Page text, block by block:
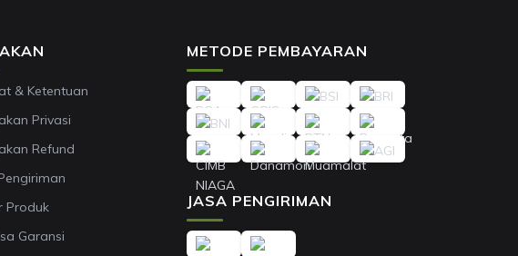
& Ketentuan
Privasi
Refund
Produk
Garansi
METODE PEMBAYARAN
JASA PENGIRIMAN